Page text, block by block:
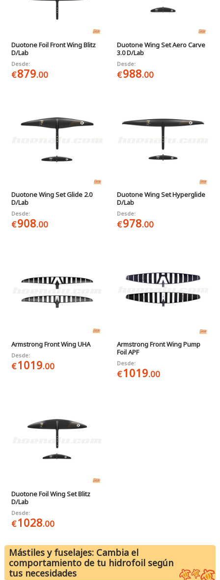
Duotone Foil Front Wing Blitz
D/Lab
Desde:
€879.00
Duotone Wing Set Aero Carve
3.0 D/Lab
Desde:
€988.00
Duotone Wing Set Glide 2.0
D/Lab
Desde:
€908.00
Duotone Wing Set Hyperglide
D/Lab
Desde:
€978.00
Armstrong Front Wing UHA
Desde:
€1019.00
Armstrong Front Wing Pump
Foil APF
Desde:
€1019.00
Duotone Foil Wing Set Blitz
D/Lab
Desde:
€1028.00
Mástiles y fuselajes: Cambia el
comportamiento de tu hidrofoil según
tus necesidades